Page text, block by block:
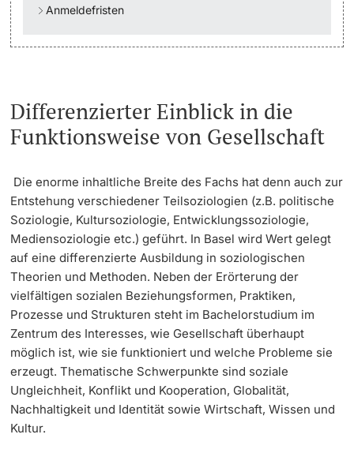
Inklusive Universität
Koordinationsstelle für Geflüchtete
Beratungswegweiser
Langes Studium
Lernen & Lehren
KI in Studium und Lehre
Digitales Lernen
Sprachenzentrum
Universitätsbibliothek Basel
Anmeldefristen
Differenzierter Einblick in die
Funktionsweise von Gesellschaft
Die enorme inhaltliche Breite des Fachs hat denn auch zur
Entstehung verschiedener Teilsoziologien (z.B. politische
Soziologie, Kultursoziologie, Entwicklungssoziologie,
Mediensoziologie etc.) geführt. In Basel wird Wert gelegt
auf eine differenzierte Ausbildung in soziologischen
Theorien und Methoden. Neben der Erörterung der
vielfältigen sozialen Beziehungsformen, Praktiken,
Prozesse und Strukturen steht im Bachelorstudium im
Zentrum des Interesses, wie Gesellschaft überhaupt
möglich ist, wie sie funktioniert und welche Probleme sie
erzeugt. Thematische Schwerpunkte sind soziale
Ungleichheit, Konflikt und Kooperation, Globalität,
Nachhaltigkeit und Identität sowie Wirtschaft, Wissen und
Kultur.